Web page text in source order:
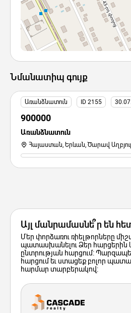
Նմանատիպ գույք
Առանձնատուն ID 2155
900000
Առանձնատուն
Հայաստան, Երևան, Ծարավ
Այլ մանրամասնե՞ր են
Մեր փորձառու ռիելթորները
պատասխանելու Ձեր հարցերին
ընտրության հարցում:
հարցում եւ ստացեք բոլոր
հարմար տարբերակով: